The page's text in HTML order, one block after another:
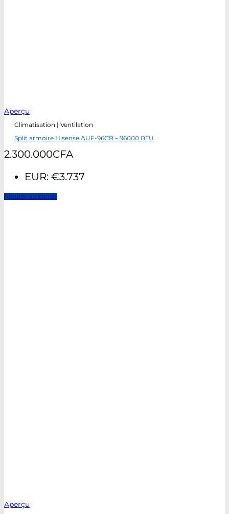
Aperçu
Climatisation | Ventilation
Split armoire Hisense AUF-96CR – 96000 BTU
2.300.000CFA
EUR: €3.737
Ajouter au panier
Aperçu